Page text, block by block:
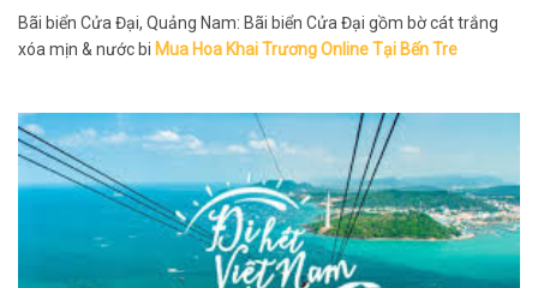
Bãi biển Cửa Đại, Quảng Nam: Bãi biển Cửa Đại gồm bờ cát trắng
xóa mịn & nước bi Mua Hoa Khai Trương Online Tại Bến Tre